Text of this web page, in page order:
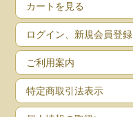
貯金通帳入れとして
お薬手帳入れとして
カートを見る
ログイン、新規会員登録
ご利用案内
特定商取引法表示